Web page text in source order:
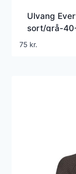
Ulvang
sort/grå-
75 kr.